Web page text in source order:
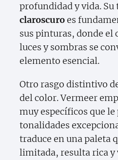
profundidad y vida. Su
claroscuroes
sus pinturas, donde el
luces y sombras se
elemento esencial.
Otro rasgo distintivo
del color. Vermeer
muy específicos que
tonalidades
traduce en una paleta
limitada, resulta rica y